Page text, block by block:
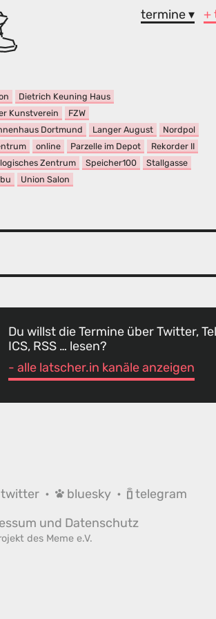
termine ▾ +
Dietrich Keuning Haus
Kunstverein
FZW
Dortmund
Langer August
Nordpol
online Parzelle im Depot
Rekorder II
Zentrum
Speicher100
Stallgasse
Union Salon
Du willst die Termine über Twitter,
ICS, RSS … lesen?
- alle latscher.in kanäle anzeigen
twitter • bluesky •
telegram
und Datenschutz
des Meme e.V.